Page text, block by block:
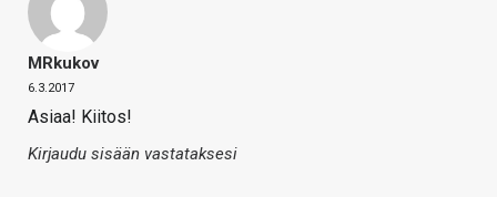
MRkukov
6.3.2017
Asiaa! Kiitos!
Kirjaudu sisään vastataksesi